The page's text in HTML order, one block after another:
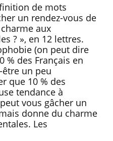
de mots
un rendez-vous de
aux
? », en 12 lettres.
(on peut dire
% des Français en
un peu
que 10 % des
tendance à
vous gâcher un
donne du charme
Les